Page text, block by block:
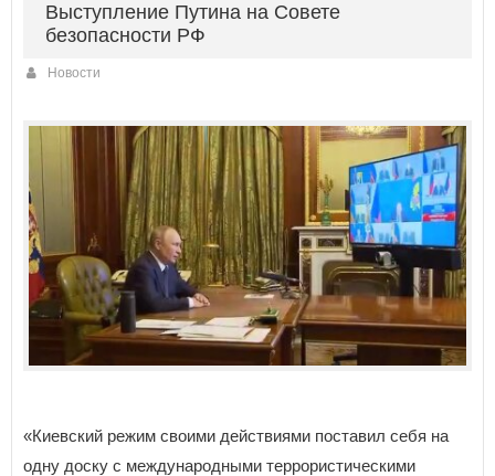
Выступление Путина на Совете
безопасности РФ
Новости
«Киевский режим своими действиями поставил себя на
одну доску с международными террористическими